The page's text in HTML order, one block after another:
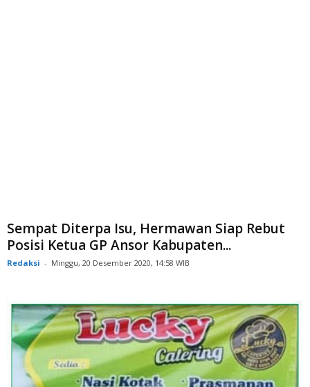
Sempat Diterpa Isu, Hermawan Siap Rebut
Posisi Ketua GP Ansor Kabupaten...
Redaksi - Minggu, 20 Desember 2020, 14:58 WIB